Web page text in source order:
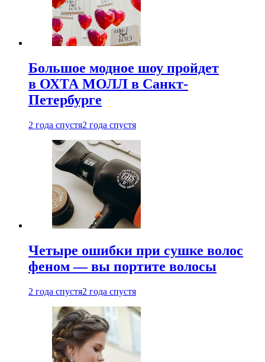
Большое модное шоу пройдет
в ОХТА МОЛЛ в Санкт-
Петербурге
2 года спустя2 года спустя
Четыре ошибки при сушке волос
феном — вы портите волосы
2 года спустя2 года спустя